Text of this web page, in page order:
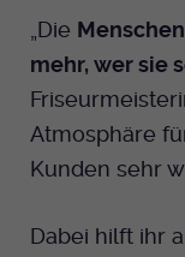
„Die
mehr, wer sie
Atmosphäre
Kunden sehr
Dabei hilft ihr